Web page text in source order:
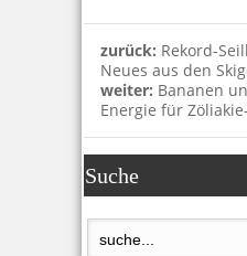
zurück: Rekord-
Neues aus den
weiter: Bananen
Energie für
Suche